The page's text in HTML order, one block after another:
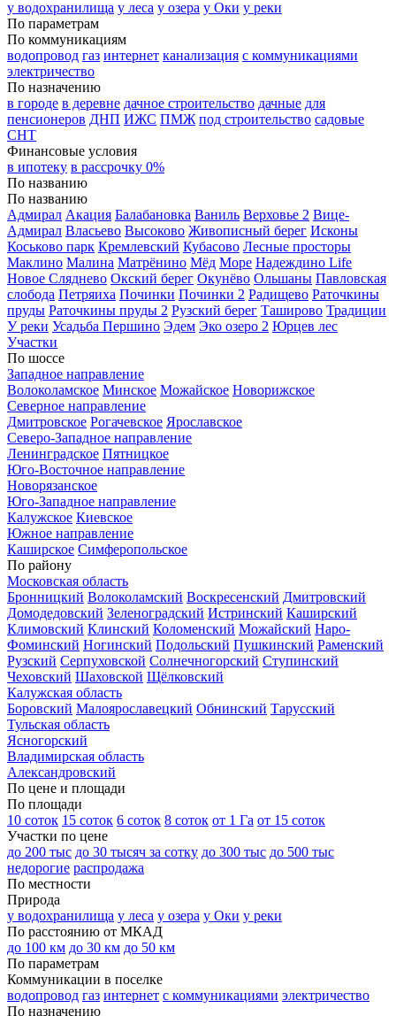
у водохранилища у леса у озера у Оки у реки
По параметрам
По коммуникациям
водопровод газ интернет канализация с коммуникациями
электричество
По назначению
в городе в деревне дачное строительство дачные для
пенсионеров ДНП ИЖС ПМЖ под строительство садовые
СНТ
Финансовые условия
в ипотеку в рассрочку 0%
По названию
По названию
Адмирал Акация Балабановка Ваниль Верховье 2 Вице-
Адмирал Власьево Высоково Живописный берег Исконы
Коськово парк Кремлевский Кубасово Лесные просторы
Маклино Малина Матрёнино Мёд Море Надеждино Life
Новое Сляднево Окский берег Окунёво Ольшаны Павловская
слобода Петряиха Починки Починки 2 Радищево Раточкины
пруды Раточкины пруды 2 Рузский берег Таширово Традиции
У реки Усадьба Першино Эдем Эко озеро 2 Юрцев лес
Участки
По шоссе
Западное направление
Волоколамское Минское Можайское Новорижское
Северное направление
Дмитровское Рогачевское Ярославское
Северо-Западное направление
Ленинградское Пятницкое
Юго-Восточное направление
Новорязанское
Юго-Западное направление
Калужское Киевское
Южное направление
Каширское Симферопольское
По району
Московская область
Бронницкий Волоколамский Воскресенский Дмитровский
Домодедовский Зеленоградский Истринский Каширский
Климовский Клинский Коломенский Можайский Наро-
Фоминский Ногинский Подольский Пушкинский Раменский
Рузский Серпуховской Солнечногорский Ступинский
Чеховский Шаховской Щёлковский
Калужская область
Боровский Малоярославецкий Обнинский Тарусский
Тульская область
Ясногорский
Владимирская область
Александровский
По цене и площади
По площади
10 соток 15 соток 6 соток 8 соток от 1 Га от 15 соток
Участки по цене
до 200 тыс до 30 тысяч за сотку до 300 тыс до 500 тыс
недорогие распродажа
По местности
Природа
у водохранилища у леса у озера у Оки у реки
По расстоянию от МКАД
до 100 км до 30 км до 50 км
По параметрам
Коммуникации в поселке
водопровод газ интернет с коммуникациями электричество
По назначению